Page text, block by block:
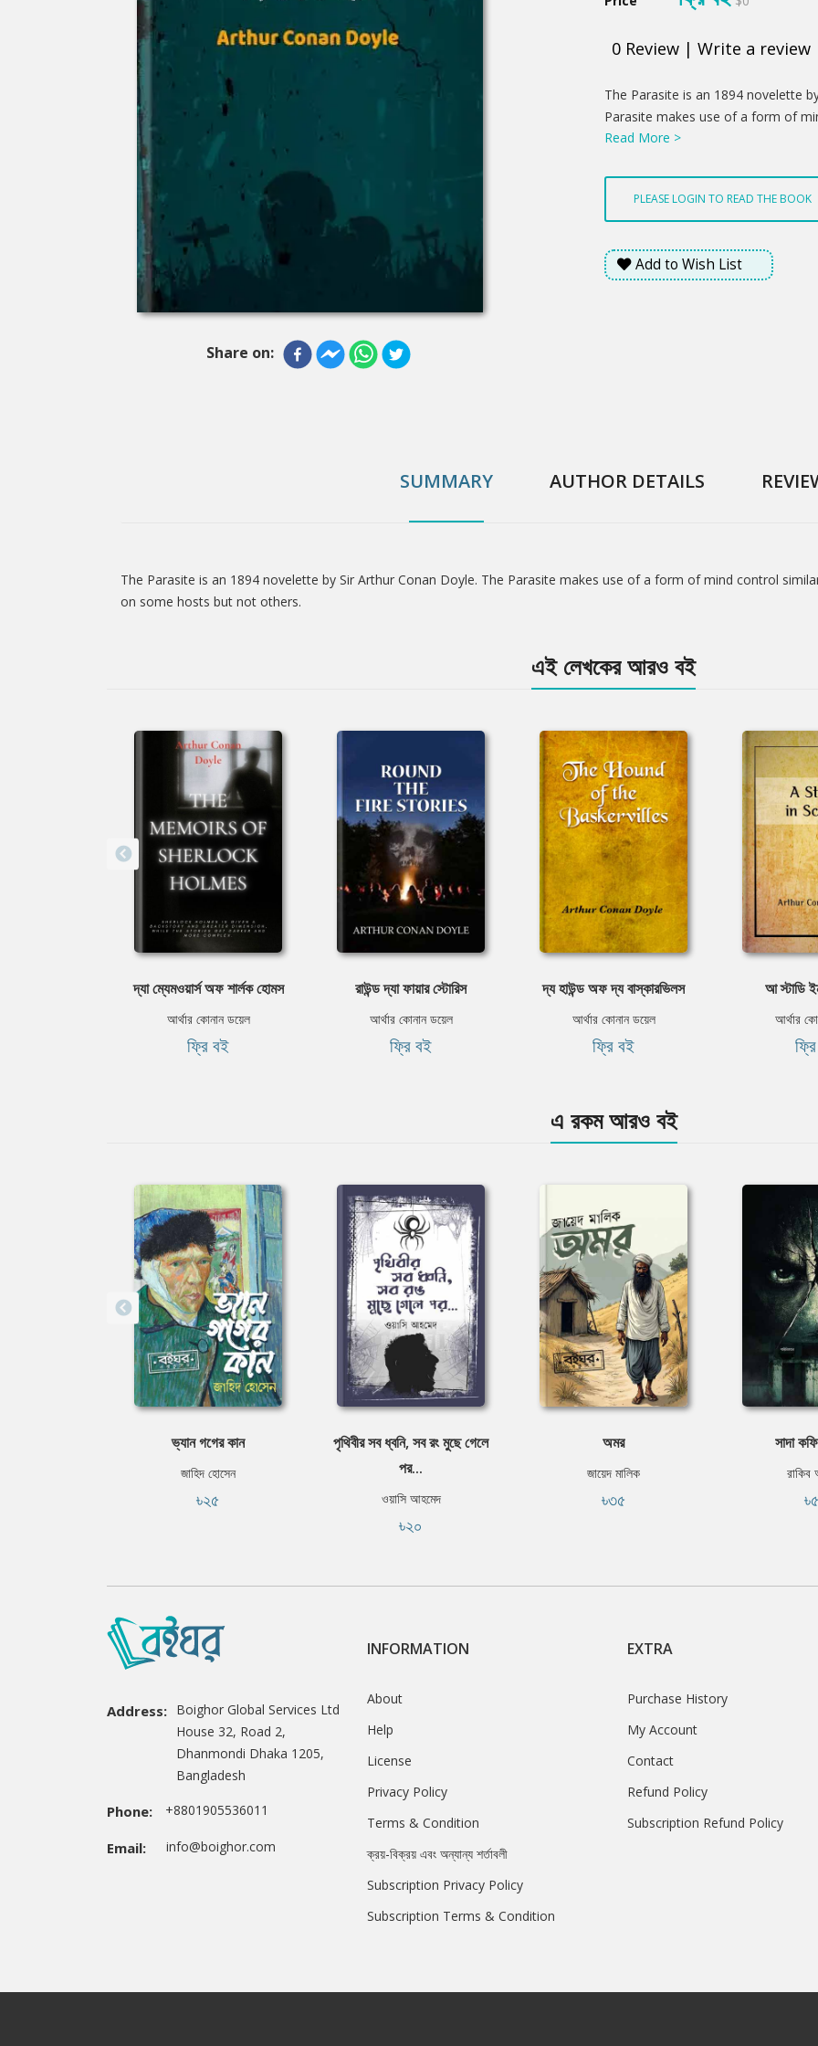
Share on:
0 Review | Write a review
Product
Summery
The Parasite is an 1894 novelette
Parasite makes use of a form of
of the Victorian era; it works on
Read More >
PLEASE LOGIN TO READ THE BOOK
Add to Wish List
SUMMARY AUTHOR DETAILS
Tab
The Parasite is an 1894 novelette by Sir Arthur Conan Doyle. The Parasite makes use of a form of mind control
on some hosts but not others.
এই লেখকের আরও বই
দ্যা ম্যেমওয়ার্স অফ শার্লক হোমস
আর্থার কোনান ডয়েল
ফ্রি বই
রাউন্ড দ্যা ফায়ার স্টোরিস
আর্থার কোনান ডয়েল
ফ্রি বই
দ্য হাউন্ড অফ দ্য বাস্কারভিলস
আর্থার কোনান ডয়েল
ফ্রি বই
আ স্টাডি
আর্থার
এ রকম আরও বই
ভ্যান গগের কান
জাহিদ হোসেন
৳২৫
পৃথিবীর সব ধ্বনি, সব রং মুছে গেলে
পর...
ওয়াসি আহমেদ
৳২০
অমর
জায়েদ মালিক
৳৩৫
সাদা
Address: Boighor Global Services Ltd
House 32, Road 2,
Dhanmondi Dhaka 1205,
Bangladesh
Phone: +8801905536011
Email: info@boighor.com
INFORMATION
About
Help
License
Privacy Policy
Terms & Condition
ক্রয়-বিক্রয় এবং অন্যান্য শর্তাবলী
Subscription Privacy Policy
Subscription Terms & Condition
EXTRA
Purchase History
My Account
Contact
Refund Policy
Subscription Refund Policy